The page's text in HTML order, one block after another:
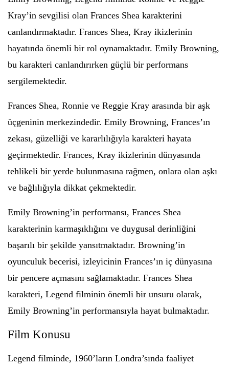
Kray’in sevgilisi olan Frances Shea karakterini
canlandırmaktadır. Frances Shea, Kray ikizlerinin
hayatında önemli bir rol oynamaktadır. Emily Browning,
bu karakteri canlandırırken güçlü bir performans
sergilemektedir.
Frances Shea, Ronnie ve Reggie Kray arasında bir aşk
üçgeninin merkezindedir. Emily Browning, Frances’ın
zekası, güzelliği ve kararlılığıyla karakteri hayata
geçirmektedir. Frances, Kray ikizlerinin dünyasında
tehlikeli bir yerde bulunmasına rağmen, onlara olan aşkı
ve bağlılığıyla dikkat çekmektedir.
Emily Browning’in performansı, Frances Shea
karakterinin karmaşıklığını ve duygusal derinliğini
başarılı bir şekilde yansıtmaktadır. Browning’in
oyunculuk becerisi, izleyicinin Frances’ın iç dünyasına
bir pencere açmasını sağlamaktadır. Frances Shea
karakteri, Legend filminin önemli bir unsuru olarak,
Emily Browning’in performansıyla hayat bulmaktadır.
Film Konusu
Legend filminde, 1960’ların Londra’sında faaliyet